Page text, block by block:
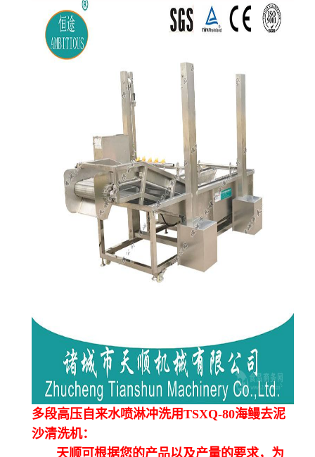
多段高压自来水喷淋冲洗用TSXQ-80海鳗去泥
沙清洗机：
天顺可根据您的产品以及产量的要求，为